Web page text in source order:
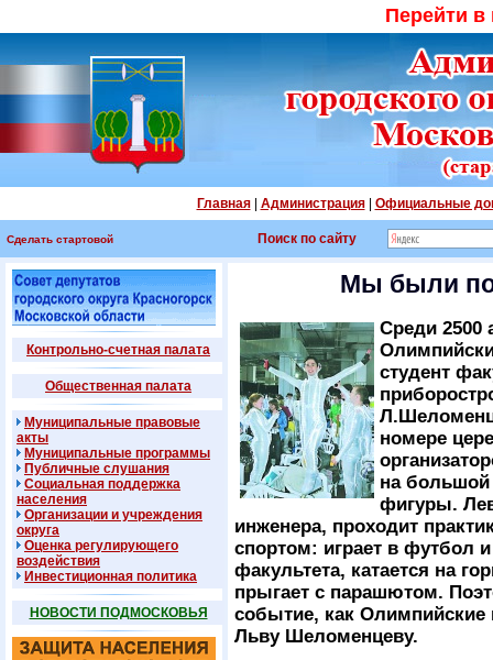
Перейти
Главная| Администрация| Официальные
Сделать стартовой Поиск по сайту
Контрольно-счетная палата
Общественная палата
Муниципальные правовые
акты
Муниципальные программы
Публичные слушания
Социальная поддержка
населения
Организации и учреждения
округа
Оценка регулирующего
воздействия
Инвестиционная политика
НОВОСТИ ПОДМОСКОВЬЯ
Мы были
Среди 2500
студент
номере
на большой
фигуры.
инженера, проходит
спортом: играет в футбол
факультета, катается на
прыгает с парашютом.
событие, как Олимпийские
Льву Шеломенцеву.